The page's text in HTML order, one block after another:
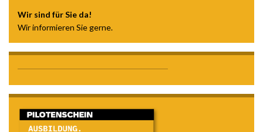
Wir sind für Sie da!
Wir informieren Sie gerne.